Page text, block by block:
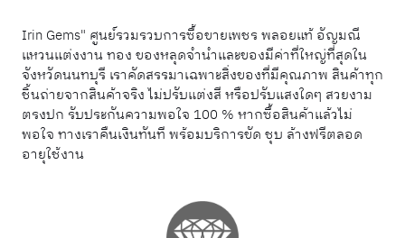
Irin Gems" ศูนย์รวมรวบการซื้อขายเพชร พลอยแท้ อัญมณี
แหวนแต่งงาน ทอง ของหลุดจำนำและของมีค่าที่ใหญ่ที่สุดใน
จังหวัดนนทบุรี เราคัดสรรมาเฉพาะสิ่งของที่มีคุณภาพ สินค้าทุก
ชิ้นถ่ายจากสินค้าจริง ไม่ปรับแต่งสี หรือปรับแสงใดๆ สวยงาม
ตรงปก รับประกันความพอใจ 100 % หากซื้อสินค้าแล้วไม่
พอใจ ทางเราคืนเงินทันที พร้อมบริการขัด ชุบ ล้างฟรีตลอด
อายุใช้งาน